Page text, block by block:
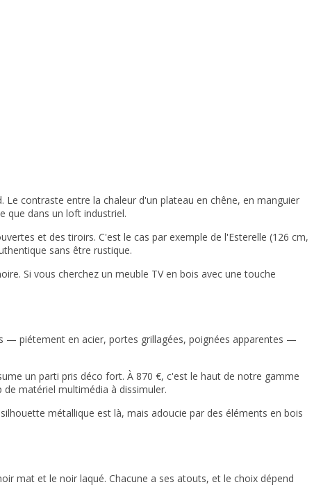
contraste entre la chaleur d'un plateau en chêne, en manguier
que dans un loft industriel.
et des tiroirs. C'est le cas par exemple de l'Esterelle (126 cm,
sans être rustique.
Si vous cherchez un meuble TV en bois avec une touche
— piétement en acier, portes grillagées, poignées apparentes —
un parti pris déco fort. À 870 €, c'est le haut de notre gamme
matériel multimédia à dissimuler.
métallique est là, mais adoucie par des éléments en bois
mat et le noir laqué. Chacune a ses atouts, et le choix dépend